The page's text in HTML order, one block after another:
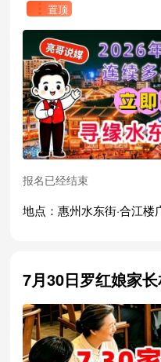
 置顶
报名已经结束
地点：惠州水东街·合江楼
7月30日罗红娘家